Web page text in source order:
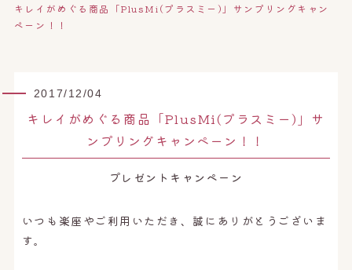
オンラインストア▼
オンライン予約はこちら
キレイがめぐる商品「PlusMi(プラスミー)」サンプリングキャン
ペーン！！
2017/12/04
キレイがめぐる商品「PlusMi(プラスミー)」サ
ンプリングキャンペーン！！
プレゼントキャンペーン
いつも楽座やご利用いただき、誠にありがとうございま
す。